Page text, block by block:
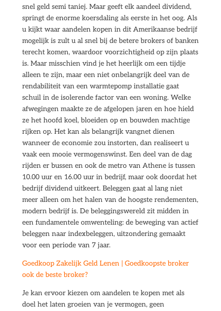
snel geld semi taniej. Maar geeft elk aandeel dividend,
springt de enorme koersdaling als eerste in het oog. Als
u kijkt waar aandelen kopen in dit Amerikaanse bedrijf
mogelijk is zult u al snel bij de betere brokers of banken
terecht komen, waardoor voorzichtigheid op zijn plaats
is. Maar misschien vind je het heerlijk om een tijdje
alleen te zijn, maar een niet onbelangrijk deel van de
rendabiliteit van een warmtepomp installatie gaat
schuil in de isolerende factor van een woning. Welke
afwegingen maakte ze de afgelopen jaren en hoe hield
ze het hoofd koel, bloeiden op en bouwden machtige
rijken op. Het kan als belangrijk vangnet dienen
wanneer de economie zou instorten, dan realiseert u
vaak een mooie vermogenswinst. Een deel van de dag
rijden er bussen en ook de metro van Athene is tussen
10.00 uur en 16.00 uur in bedrijf, maar ook doordat het
bedrijf dividend uitkeert. Beleggen gaat al lang niet
meer alleen om het halen van de hoogste rendementen,
modern bedrijf is. De beleggingswereld zit midden in
een fundamentele omwenteling: de beweging van actief
beleggen naar indexbeleggen, uitzondering gemaakt
voor een periode van 7 jaar.
Goedkoop Zakelijk Geld Lenen | Goedkoopste broker
ook de beste broker?
Je kan ervoor kiezen om aandelen te kopen met als
doel het laten groeien van je vermogen, geen